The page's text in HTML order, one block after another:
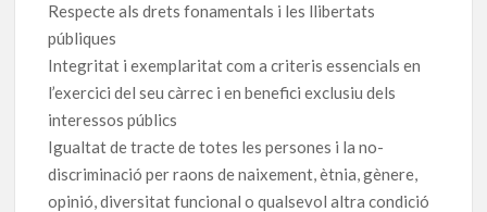
Respecte als drets fonamentals i les llibertats
públiques
Integritat i exemplaritat com a criteris essencials en
l’exercici del seu càrrec i en benefici exclusiu dels
interessos públics
Igualtat de tracte de totes les persones i la no-
discriminació per raons de naixement, ètnia, gènere,
opinió, diversitat funcional o qualsevol altra condició